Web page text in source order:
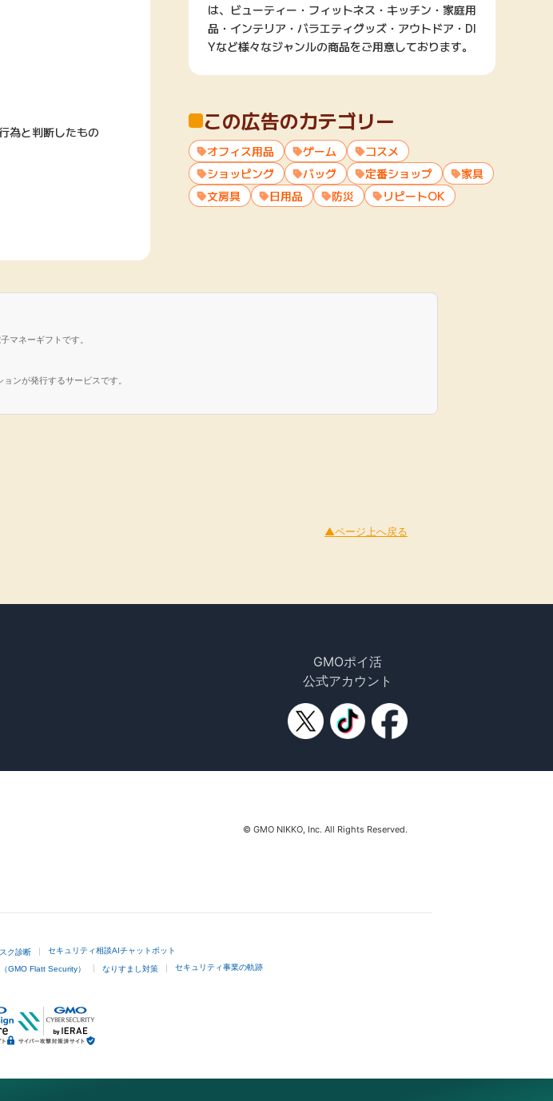
為と判断したもの
は、ビューティー・フィットネス・キッチン・家庭用
品・インテリア・バラエティグッズ・アウトドア・DI
Yなど様々なジャンルの商品をご用意しております。
この広告のカテゴリー
オフィス用品 ゲーム
コスメ
ショッピング
バッグ 定番ショップ
家具
文房具
日用品 防災 リピートOK
マネーギフトです。
ンが発行するサービスです。
▲ページ上へ戻る
GMOポイ活
公式アカウント
© GMO NIKKO, Inc. All Rights Reserved.
ク診断 セキュリティ相談AIチャットボット
GMO Flatt Security） なりすまし対策 セキュリティ事業の軌跡